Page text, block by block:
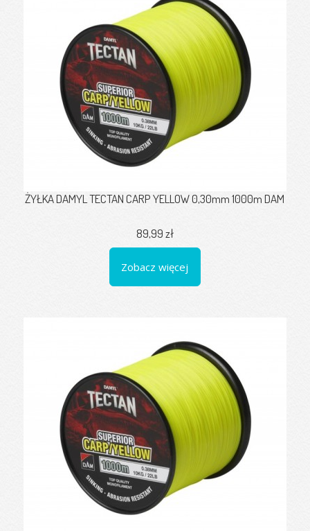
ŻYŁKA DAMYL TECTAN CARP YELLOW 0,30mm 1000m DAM
89,99 zł
Zobacz więcej